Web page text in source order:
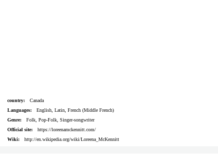
country:
Canada
Languages:
English, Latin, French (Middle French)
Genre:
Folk, Pop-Folk, Singer-songwriter
Official site:
https://loreenamckennitt.com/
Wiki:
http://en.wikipedia.org/wiki/Loreena_McKennitt